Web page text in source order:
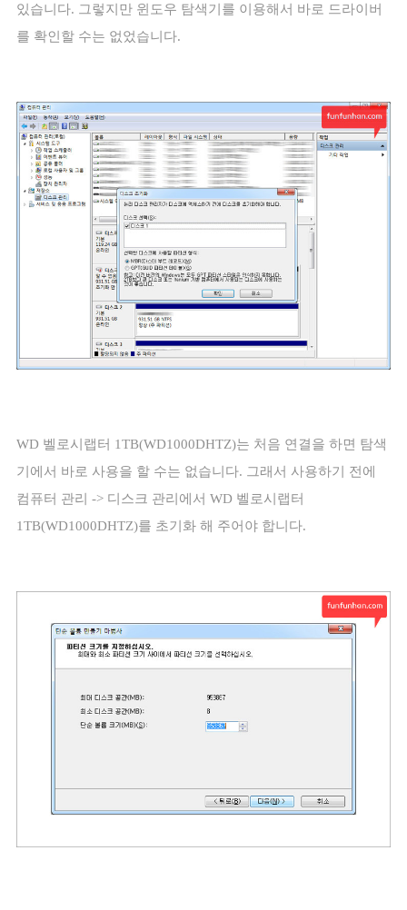
있습니다. 그렇지만 윈도우 탐색기를 이용해서 바로 드라이버
를 확인할 수는 없었습니다.
WD 벨로시랩터 1TB(WD1000DHTZ)는 처음 연결을 하면 탐색
기에서 바로 사용을 할 수는 없습니다. 그래서 사용하기 전에
컴퓨터 관리 -> 디스크 관리에서 WD 벨로시랩터
1TB(WD1000DHTZ)를 초기화 해 주어야 합니다.